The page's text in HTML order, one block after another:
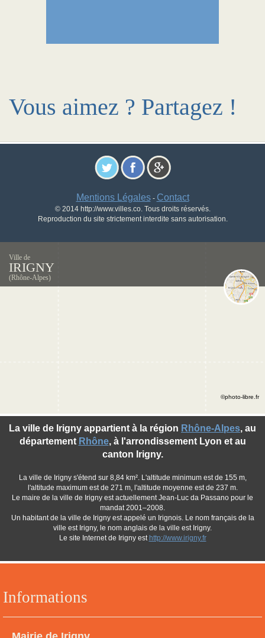
Vous aimez ? Partagez !
Mentions Légales- Contact
© 2014 http://www.villes.co. Tous droits réservés.
Reproduction du site strictement interdite sans autorisation.
Ville de
IRIGNY
(Rhône-Alpes)
Informations
La ville de Irigny appartient à la région Rhône-Alpes, au
département Rhône, à l'arrondissement Lyon et au
canton Irigny.
La ville de Irigny s'étend sur 8,84 km². L'altitude minimum est de 155 m,
l'altitude maximum est de 271 m, l'altitude moyenne est de 237 m.
Le maire de la ville de Irigny est actuellement Jean-Luc da Passano pour le
mandat 2001–2008.
Un habitant de la ville de Irigny est appelé un Irignois. Le nom français de la
ville est Irigny, le nom anglais de la ville est Irigny.
Le site Internet de Irigny est http://www.irigny.fr
©photo-libre.fr